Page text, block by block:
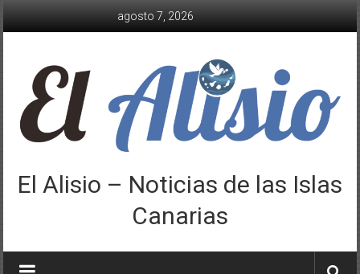
agosto 7, 2026
El Alisio – Noticias de las Islas
Canarias